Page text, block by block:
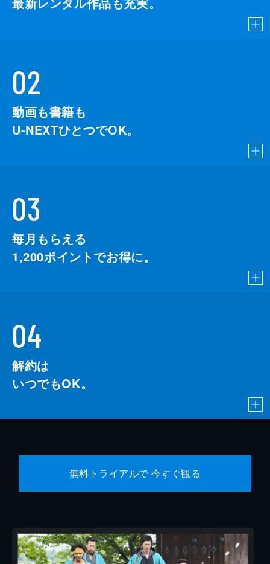
02
動画も書籍も
U-NEXTひとつでOK。
03
毎月もらえる
1,200ポイントでお得に。
04
解約は
いつでもOK。
無料トライアルで 今すぐ観る